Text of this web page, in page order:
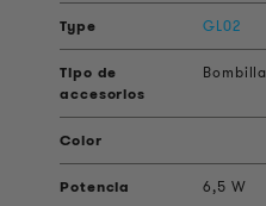
GL02
Bombilla
6,5 W